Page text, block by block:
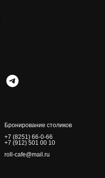
Бронирование столиков
+7 (8251) 66-0-66
+7 (912) 501 00 10
roll-cafe@mail.ru